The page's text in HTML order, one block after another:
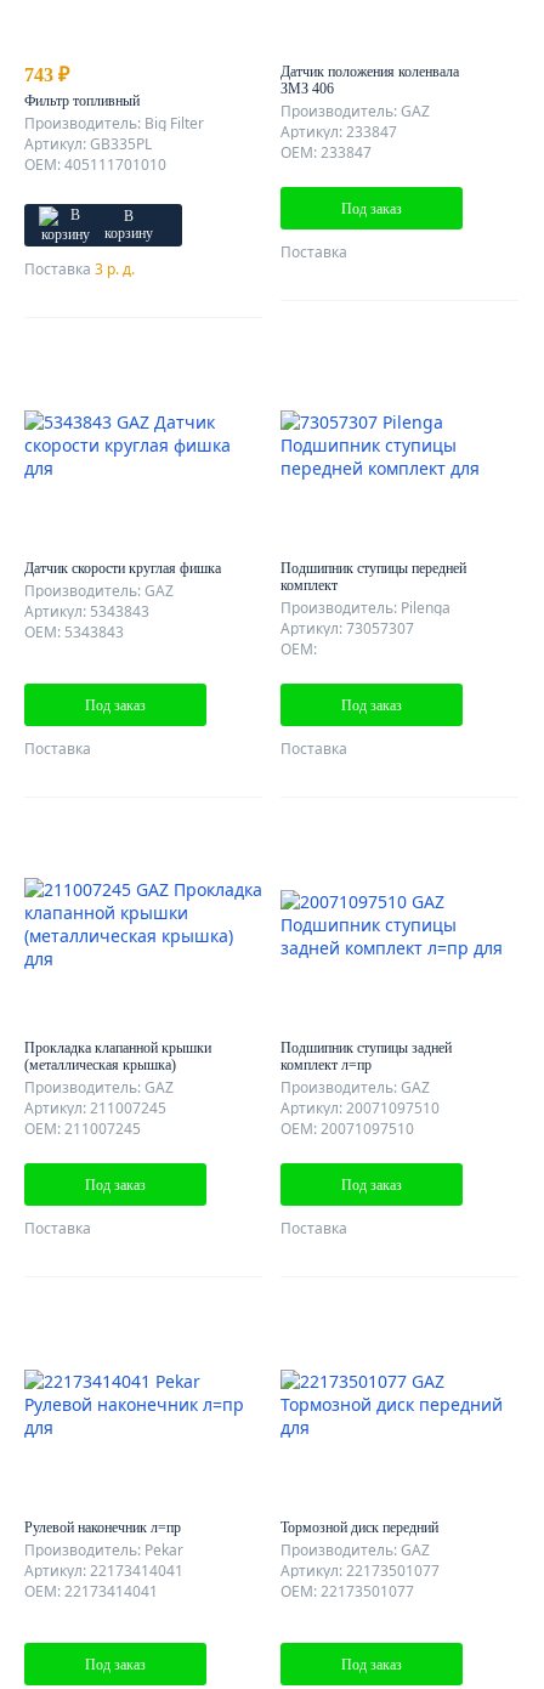
743 ₽
Фильтр топливный
Производитель: Big Filter
Артикул: GB335PL
OEM: 405111701010
В
корзину
Поставка 3 р. д.
Датчик положения коленвала
ЗМЗ 406
Производитель: GAZ
Артикул: 233847
OEM: 233847
Под заказ
Поставка
Датчик скорости круглая фишка
Производитель: GAZ
Артикул: 5343843
OEM: 5343843
Под заказ
Поставка
Подшипник ступицы передней
комплект
Производитель: Pilenga
Артикул: 73057307
OEM:
Под заказ
Поставка
Прокладка клапанной крышки
(металлическая крышка)
Производитель: GAZ
Артикул: 211007245
OEM: 211007245
Под заказ
Поставка
Подшипник ступицы задней
комплект л=пр
Производитель: GAZ
Артикул: 20071097510
OEM: 20071097510
Под заказ
Поставка
Рулевой наконечник л=пр
Производитель: Pekar
Артикул: 22173414041
OEM: 22173414041
Под заказ
Тормозной диск передний
Производитель: GAZ
Артикул: 22173501077
OEM: 22173501077
Под заказ